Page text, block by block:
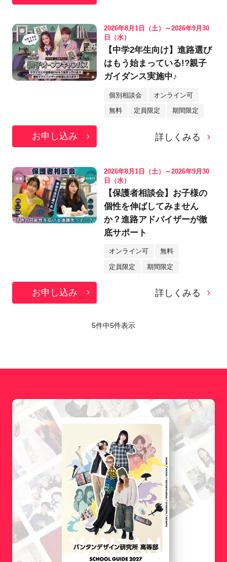
2026年8月1日（土）～2026年9月30
日（水）
【中学2年生向け】進路選び
はもう始まっている!?親子
ガイダンス実施中♪
個別相談会 オンライン可
無料 定員限定 期間限定
お申し込み 詳しくみる
2026年8月1日（土）～2026年9月30
日（水）
【保護者相談会】お子様の
個性を伸ばしてみません
か？進路アドバイザーが徹
底サポート
オンライン可 無料
定員限定 期間限定
お申し込み 詳しくみる
5件中5件表示